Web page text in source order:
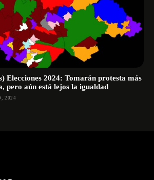
Elecciones 2024: Tomarán protesta más
pero aún está lejos la igualdad
2024